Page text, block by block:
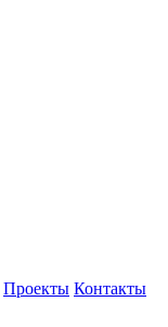
Проекты Контакты